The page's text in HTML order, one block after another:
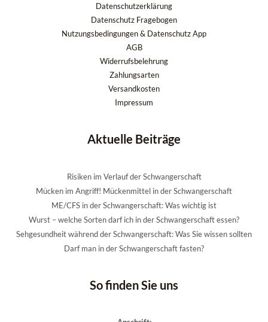
Datenschutzerklärung
Datenschutz Fragebogen
Nutzungsbedingungen & Datenschutz App
AGB
Widerrufsbelehrung
Zahlungsarten
Versandkosten
Impressum
Aktuelle Beiträge
Risiken im Verlauf der Schwangerschaft
Mücken im Angriff! Mückenmittel in der Schwangerschaft
ME/CFS in der Schwangerschaft: Was wichtig ist
Wurst – welche Sorten darf ich in der Schwangerschaft essen?
Sehgesundheit während der Schwangerschaft: Was Sie wissen sollten
Darf man in der Schwangerschaft fasten?
So finden Sie uns